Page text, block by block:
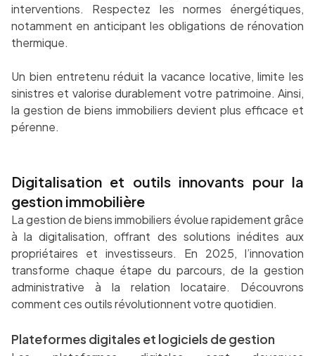
interventions. Respectez les normes énergétiques,
notamment en anticipant les obligations de rénovation
thermique.
Un bien entretenu réduit la vacance locative, limite les
sinistres et valorise durablement votre patrimoine. Ainsi,
la gestion de biens immobiliers devient plus efficace et
pérenne.
Digitalisation et outils innovants pour la
gestion immobilière
La gestion de biens immobiliers évolue rapidement grâce
à la digitalisation, offrant des solutions inédites aux
propriétaires et investisseurs. En 2025, l’innovation
transforme chaque étape du parcours, de la gestion
administrative à la relation locataire. Découvrons
comment ces outils révolutionnent votre quotidien.
Plateformes digitales et logiciels de gestion